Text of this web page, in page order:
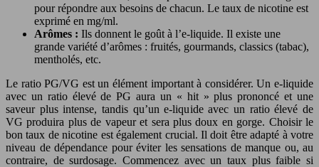
pour répondre aux besoins de chacun. Le taux de nicotine est
exprimé en mg/ml.
Arômes : Ils donnent le goût à l’e-liquide. Il existe une
grande variété d’arômes : fruités, gourmands, classics (tabac),
mentholés, etc.
Le ratio PG/VG est un élément important à considérer. Un e-liquide
avec un ratio élevé de PG aura un « hit » plus prononcé et une
saveur plus intense, tandis qu’un e-liquide avec un ratio élevé de
VG produira plus de vapeur et sera plus doux en gorge. Choisir le
bon taux de nicotine est également crucial. Il doit être adapté à votre
niveau de dépendance pour éviter les sensations de manque ou, au
contraire, de surdosage. Commencez avec un taux plus faible si